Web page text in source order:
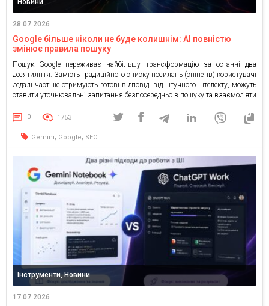
Новини
28.07.2026
Google більше ніколи не буде колишнім: AI повністю
змінює правила пошуку
Пошук Google переживає найбільшу трансформацію за останні два
десятиліття. Замість традиційного списку посилань (сніпетів) користувачі
дедалі частіше отримують готові відповіді від штучного інтелекту, можуть
ставити уточнювальні запитання безпосередньо в пошуку та взаємодіяти
з AI майже як із чат-ботом. Для маркетологів і SEO-фахівців це означає
не просто появу нової функції, а зміну всієї логіки пошукового трафіку.
0 1753
Gemini, Google, SEO
Інструменти, Новини
17.07.2026